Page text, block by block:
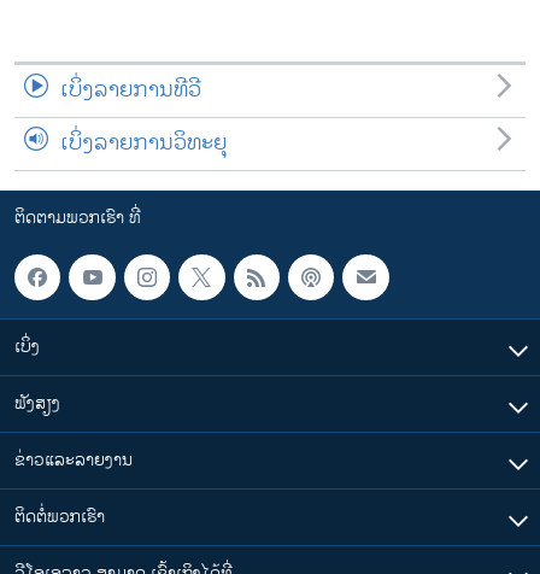
ເບິ່ງລາຍການທີວີ
ເບິ່ງລາຍການວິທະຍຸ
ຕິດຕາມພວກເຮົາ ທີ່
ເບິ່ງ
ຟັງສຽງ
ຂ່າວແລະລາຍງານ
ຕິດຕໍ່ພວກເຮົາ